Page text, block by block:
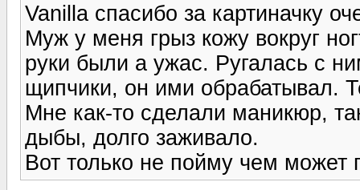
Vanilla спасибо за картиначку
Муж у меня грыз кожу вокруг
руки были а ужас. Ругалась с
щипчики, он ими обрабатывал.
Мне как-то сделали маникюр,
дыбы, долго заживало.
Вот только не пойму чем может